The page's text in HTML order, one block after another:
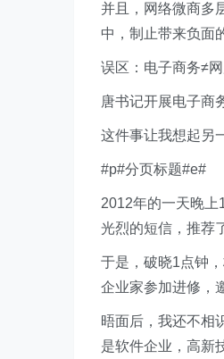
并且，网络微商多
中，制止带来负面
误区：电子商务≠
唐书记开展电子商
这件事让我想起另
#p#分页标题#e#
2012年的一天晚
光烈的短信，推荐
于是，破晓1点钟
企业家参加进修，
晤面后，我还不相
是软件企业，高新